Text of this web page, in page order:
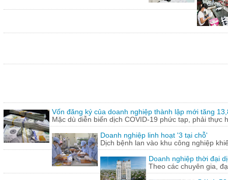
Vốn đăng ký của doanh nghiệp thành lập mới tăng
Mặc dù diễn biến dịch COVID-19 phức tạp, phải thực
Doanh nghiệp linh hoạt '3 tại chỗ'
Dịch bệnh lan vào khu công nghiệp
Doanh nghiệp thời đại
Theo các chuyên gia,